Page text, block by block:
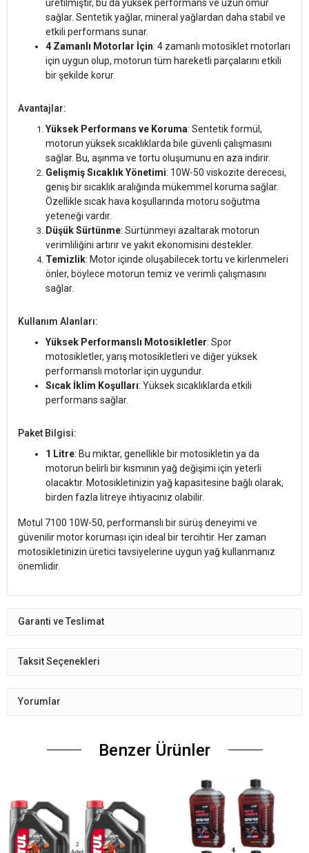
üretilmiştir, bu da yüksek performans ve uzun ömür
sağlar. Sentetik yağlar, mineral yağlardan daha stabil ve
etkili performans sunar.
4 Zamanlı Motorlar İçin: 4 zamanlı motosiklet motorları
için uygun olup, motorun tüm hareketli parçalarını etkili
bir şekilde korur.
Avantajlar:
Yüksek Performans ve Koruma: Sentetik formül,
motorun yüksek sıcaklıklarda bile güvenli çalışmasını
sağlar. Bu, aşınma ve tortu oluşumunu en aza indirir.
Gelişmiş Sıcaklık Yönetimi: 10W-50 viskozite derecesi,
geniş bir sıcaklık aralığında mükemmel koruma sağlar.
Özellikle sıcak hava koşullarında motoru soğutma
yeteneği vardır.
Düşük Sürtünme: Sürtünmeyi azaltarak motorun
verimliliğini artırır ve yakıt ekonomisini destekler.
Temizlik: Motor içinde oluşabilecek tortu ve kirlenmeleri
önler, böylece motorun temiz ve verimli çalışmasını
sağlar.
Kullanım Alanları:
Yüksek Performanslı Motosikletler: Spor
motosikletler, yarış motosikletleri ve diğer yüksek
performanslı motorlar için uygundur.
Sıcak İklim Koşulları: Yüksek sıcaklıklarda etkili
performans sağlar.
Paket Bilgisi:
1 Litre: Bu miktar, genellikle bir motosikletin ya da
motorun belirli bir kısmının yağ değişimi için yeterli
olacaktır. Motosikletinizin yağ kapasitesine bağlı olarak,
birden fazla litreye ihtiyacınız olabilir.
Motul 7100 10W-50, performanslı bir sürüş deneyimi ve
güvenilir motor koruması için ideal bir tercihtir. Her zaman
motosikletinizin üretici tavsiyelerine uygun yağ kullanmanız
önemlidir.
Garanti ve Teslimat
Taksit Seçenekleri
Yorumlar
Benzer Ürünler